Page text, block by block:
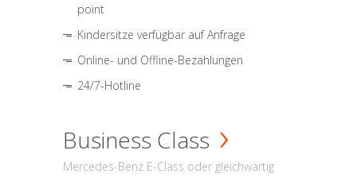
point
Kindersitze verfügbar auf Anfrage
Online- und Offline-Bezahlungen
24/7-Hotline
Business Class
Mercedes-Benz E-Class oder gleichwärtig